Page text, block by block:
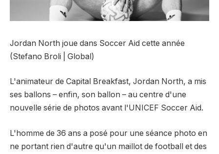
Jordan North joue dans Soccer Aid cette année
(Stefano Broli | Global)
L'animateur de Capital Breakfast, Jordan North, a mis
ses ballons – enfin, son ballon – au centre d'une
nouvelle série de photos avant l'UNICEF Soccer Aid.
L'homme de 36 ans a posé pour une séance photo en
ne portant rien d'autre qu'un maillot de football et des